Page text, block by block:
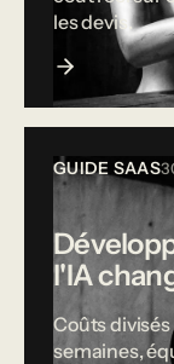
les devis.
GUIDE SAAS
l'IA
Coûts divisés
semaines,